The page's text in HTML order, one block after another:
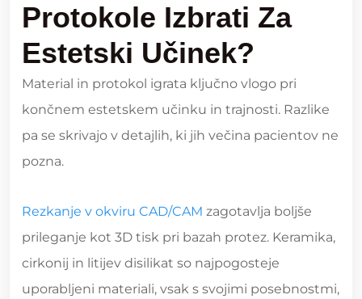
Protokole Izbrati Za
Estetski Učinek?
Material in protokol igrata ključno vlogo pri
končnem estetskem učinku in trajnosti. Razlike
pa se skrivajo v detajlih, ki jih večina pacientov ne
pozna.
Rezkanje v okviru CAD/CAM zagotavlja boljše
prileganje kot 3D tisk pri bazah protez. Keramika,
cirkonij in litijev disilikat so najpogosteje
uporabljeni materiali, vsak s svojimi posebnostmi,